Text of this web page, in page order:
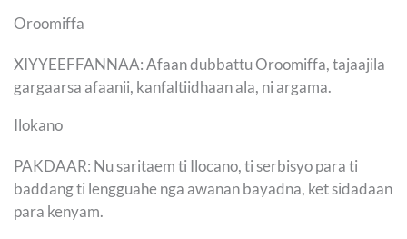
Oroomiffa
XIYYEEFFANNAA: Afaan dubbattu Oroomiffa, tajaajila
gargaarsa afaanii, kanfaltiidhaan ala, ni argama.
Ilokano
PAKDAAR: Nu saritaem ti Ilocano, ti serbisyo para ti
baddang ti lengguahe nga awanan bayadna, ket sidadaan
para kenyam.